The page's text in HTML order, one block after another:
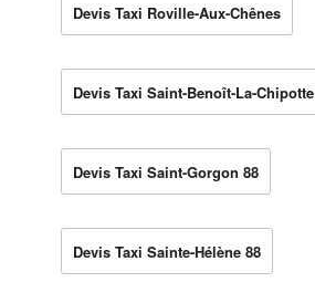
Devis Taxi Roville-Aux-Chênes
Devis Taxi Saint-Benoît-La-Chipotte
Devis Taxi Saint-Gorgon 88
Devis Taxi Sainte-Hélène 88